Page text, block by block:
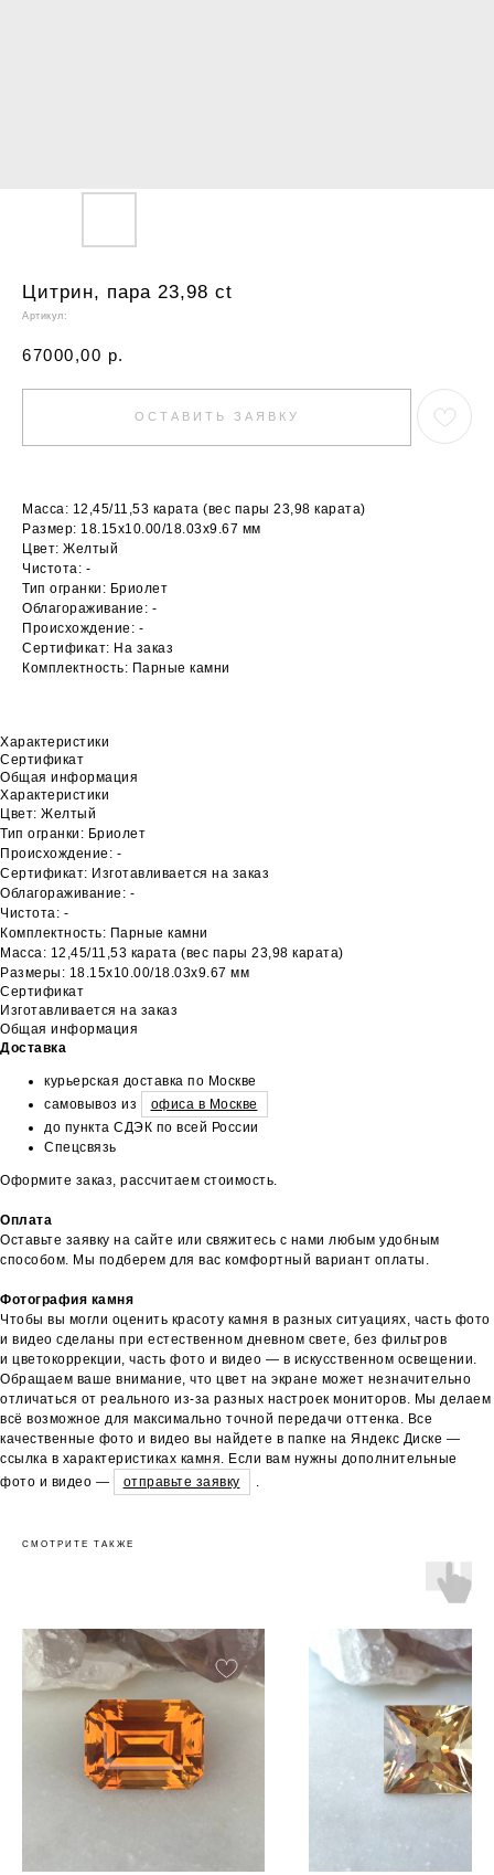
Цитрин, пара 23,98 ct
Артикул:
67000,00 р.
ОСТАВИТЬ ЗАЯВКУ
Масса: 12,45/11,53 карата (вес пары 23,98 карата)
Размер: 18.15х10.00/18.03х9.67 мм
Цвет: Желтый
Чистота: -
Тип огранки: Бриолет
Облагораживание: -
Происхождение: -
Сертификат: На заказ
Комплектность: Парные камни
Характеристики
Сертификат
Общая информация
Характеристики
Цвет: Желтый
Тип огранки: Бриолет
Происхождение: -
Сертификат: Изготавливается на заказ
Облагораживание: -
Чистота: -
Комплектность: Парные камни
Масса: 12,45/11,53 карата (вес пары 23,98 карата)
Размеры: 18.15х10.00/18.03х9.67 мм
Сертификат
Изготавливается на заказ
Общая информация
Доставка
курьерская доставка по Москве
самовывоз из
офиса в Москве
до пункта СДЭК по всей России
Спецсвязь
Оформите заказ, рассчитаем стоимость.
Оплата
Оставьте заявку на сайте или свяжитесь с нами любым удобным
способом. Мы подберем для вас комфортный вариант оплаты.
Фотография камня
Чтобы вы могли оценить красоту камня в разных ситуациях, часть фото
и видео сделаны при естественном дневном свете, без фильтров
и цветокоррекции, часть фото и видео — в искусственном освещении.
Обращаем ваше внимание, что цвет на экране может незначительно
отличаться от реального из-за разных настроек мониторов. Мы делаем
всё возможное для максимально точной передачи оттенка. Все
качественные фото и видео вы найдете в папке на Яндекс Диске —
ссылка в характеристиках камня. Если вам нужны дополнительные
фото и видео —
отправьте заявку
СМОТРИТЕ ТАКЖЕ